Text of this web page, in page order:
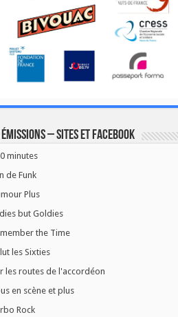
émissions – Sites et Facebook
minutes
de Funk
Plus
but Goldies
the Time
les Sixties
les routes de l'accordéon
en scène et plus
Rock